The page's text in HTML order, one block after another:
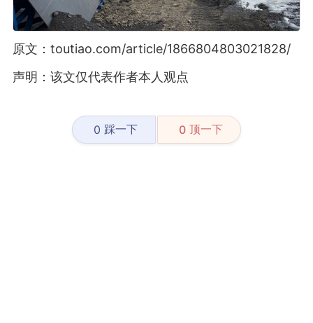
原文：toutiao.com/article/1866804803021828/
声明：该文仅代表作者本人观点
0 踩一下 0 顶一下